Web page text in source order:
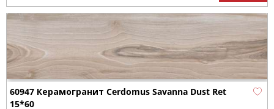
60947 Керамогранит Cerdomus Savanna Dust Ret
15*60